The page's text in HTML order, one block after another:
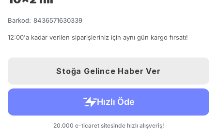
Barkod: 8436571630339
12:00'a kadar verilen siparişleriniz için aynı gün kargo fırsatı!
Stoğa Gelince Haber Ver